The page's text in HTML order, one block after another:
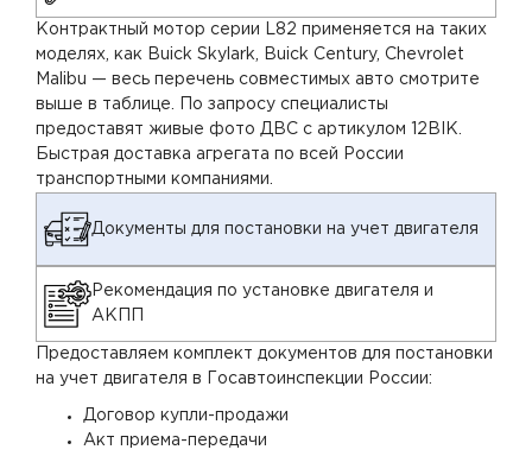
Контрактный мотор серии L82 применяется на таких
моделях, как Buick Skylark, Buick Century, Chevrolet
Malibu — весь перечень совместимых авто смотрите
выше в таблице. По запросу специалисты
предоставят живые фото ДВС с артикулом 12BIK.
Быстрая доставка агрегата по всей России
транспортными компаниями.
Документы для постановки на учет двигателя
Рекомендация по установке двигателя и
АКПП
Предоставляем комплект документов для постановки
на учет двигателя в Госавтоинспекции России:
Договор купли-продажи
Акт приема-передачи